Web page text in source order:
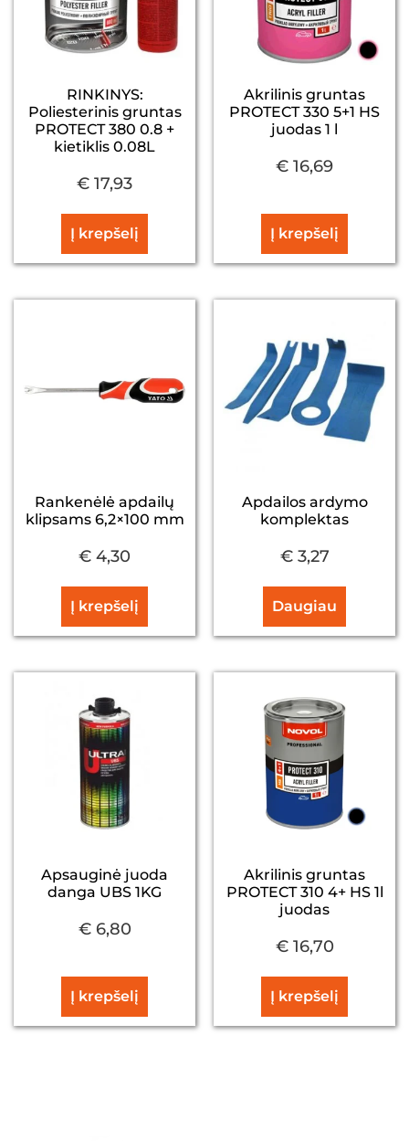
RINKINYS:
Poliesterinis gruntas
PROTECT 380 0.8 +
kietiklis 0.08L
€ 17,93
Į krepšelį
Akrilinis gruntas
PROTECT 330 5+1 HS
juodas 1 l
€ 16,69
Į krepšelį
Rankenėlė apdailų
klipsams 6,2×100 mm
€ 4,30
Į krepšelį
Apdailos ardymo
komplektas
€3,27
Daugiau
Apsauginė juoda
danga UBS 1KG
€6,80
Į krepšelį
Akrilinis gruntas
PROTECT 310 4+ HS 1l
juodas
€16,70
Į krepšelį